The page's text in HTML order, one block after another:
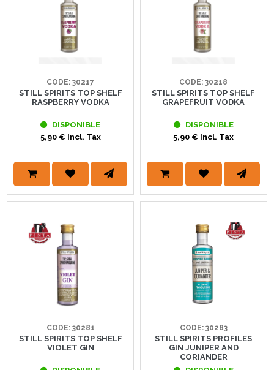
CODE: 30217
STILL SPIRITS TOP SHELF
RASPBERRY VODKA
DISPONIBLE
5,90 € Incl. Tax
CODE: 30218
STILL SPIRITS TOP SHELF
GRAPEFRUIT VODKA
DISPONIBLE
5,90 € Incl. Tax
CODE: 30281
STILL SPIRITS TOP SHELF
VIOLET GIN
CODE: 30283
STILL SPIRITS PROFILES
GIN JUNIPER AND
CORIANDER